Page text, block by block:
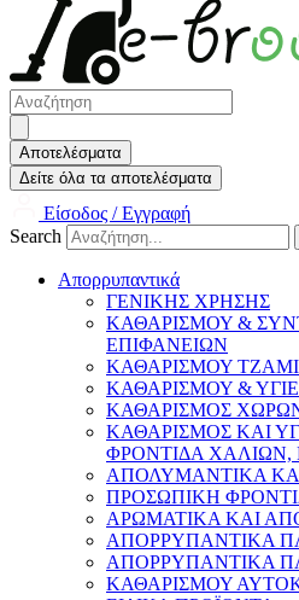
Search
...
Αποτελέσματα
Δείτε όλα τα αποτελέσματα
Είσοδος / Εγγραφή
Search
Απορρυπαντικά
ΓΕΝΙΚΗΣ ΧΡΗΣΗΣ
ΚΑΘΑΡΙΣΜΟΥ &
ΕΠΙΦΑΝΕΙΩΝ
ΚΑΘΑΡΙΣΜΟΥ
ΚΑΘΑΡΙΣΜΟΥ &
ΚΑΘΑΡΙΣΜΟΣ
ΚΑΘΑΡΙΣΜΟΣ ΚΑΙ
ΦΡΟΝΤΙΔΑ
ΑΠΟΛΥΜΑΝΤΙΚΑ
ΠΡΟΣΩΠΙΚΗ
ΑΡΩΜΑΤΙΚΑ ΚΑΙ
ΑΠΟΡΡΥΠΑΝΤΙΚΑ
ΑΠΟΡΡΥΠΑΝΤΙΚΑ
ΚΑΘΑΡΙΣΜΟΥ